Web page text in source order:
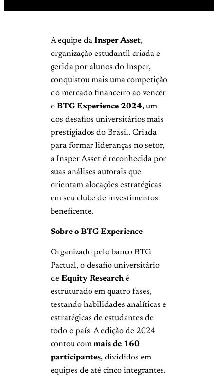
A equipe da Insper Asset,
organização estudantil criada e
gerida por alunos do Insper,
conquistou mais uma competição
do mercado financeiro ao vencer
o BTG Experience 2024, um
dos desafios universitários mais
prestigiados do Brasil. Criada
para formar lideranças no setor,
a Insper Asset é reconhecida por
suas análises autorais que
orientam alocações estratégicas
em seu clube de investimentos
beneficente.
Sobre o BTG Experience
Organizado pelo banco BTG
Pactual, o desafio universitário
de Equity Research é
estruturado em quatro fases,
testando habilidades analíticas e
estratégicas de estudantes de
todo o país. A edição de 2024
contou com mais de 160
participantes, divididos em
equipes de até cinco integrantes.